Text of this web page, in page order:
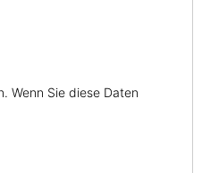
Wenn Sie diese Daten